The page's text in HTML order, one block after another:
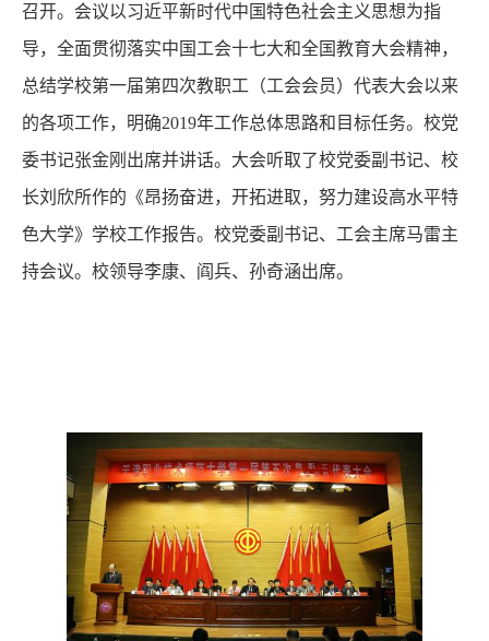
召开。会议以习近平新时代中国特色社会主义思想为指
导，全面贯彻落实中国工会十七大和全国教育大会精神，
总结学校第一届第四次教职工（工会会员）代表大会以来
的各项工作，明确2019年工作总体思路和目标任务。校党
委书记张金刚出席并讲话。大会听取了校党委副书记、校
长刘欣所作的《昂扬奋进，开拓进取，努力建设高水平特
色大学》学校工作报告。校党委副书记、工会主席马雷主
持会议。校领导李康、阎兵、孙奇涵出席。